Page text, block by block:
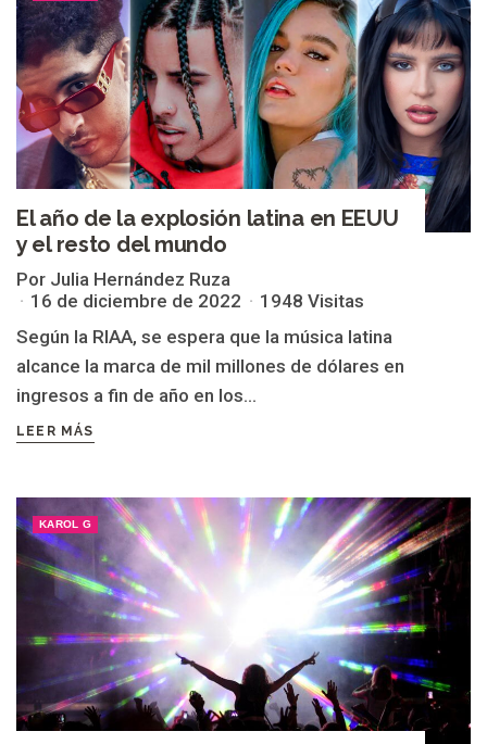
El año de la explosión latina en EEUU
y el resto del mundo
Por Julia Hernández Ruza
16 de diciembre de 2022
1948 Visitas
Según la RIAA, se espera que la música latina
alcance la marca de mil millones de dólares en
ingresos a fin de año en los...
LEER MÁS
KAROL G